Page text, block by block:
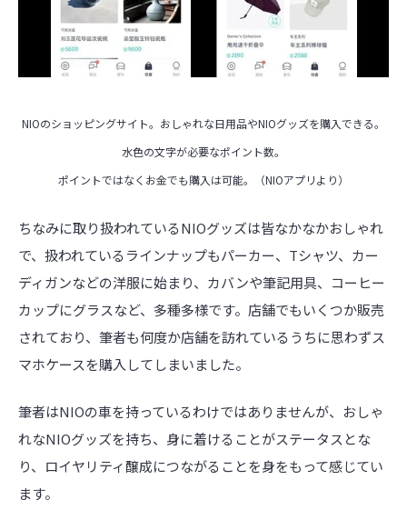
NIOのショッピングサイト。おしゃれな日用品やNIOグッズを購入できる。
水色の文字が必要なポイント数。
ポイントではなくお金でも購入は可能。（NIOアプリより）
ちなみに取り扱われているNIOグッズは皆なかなかおしゃれ
で、扱われているラインナップもパーカー、Tシャツ、カー
ディガンなどの洋服に始まり、カバンや筆記用具、コーヒー
カップにグラスなど、多種多様です。店舗でもいくつか販売
されており、筆者も何度か店舗を訪れているうちに思わずス
マホケースを購入してしまいました。
筆者はNIOの車を持っているわけではありませんが、おしゃ
れなNIOグッズを持ち、身に着けることがステータスとな
り、ロイヤリティ醸成につながることを身をもって感じてい
ます。